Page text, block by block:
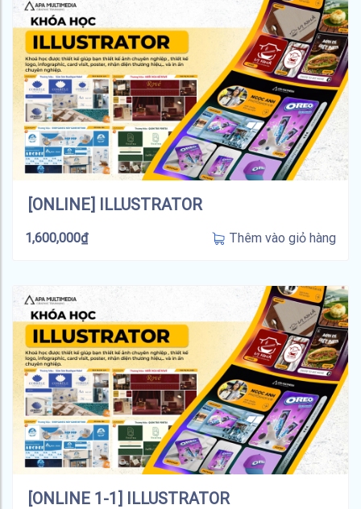
[ONLINE] ILLUSTRATOR
1,600,000₫ Thêm vào giỏ hàng
[ONLINE 1-1] ILLUSTRATOR